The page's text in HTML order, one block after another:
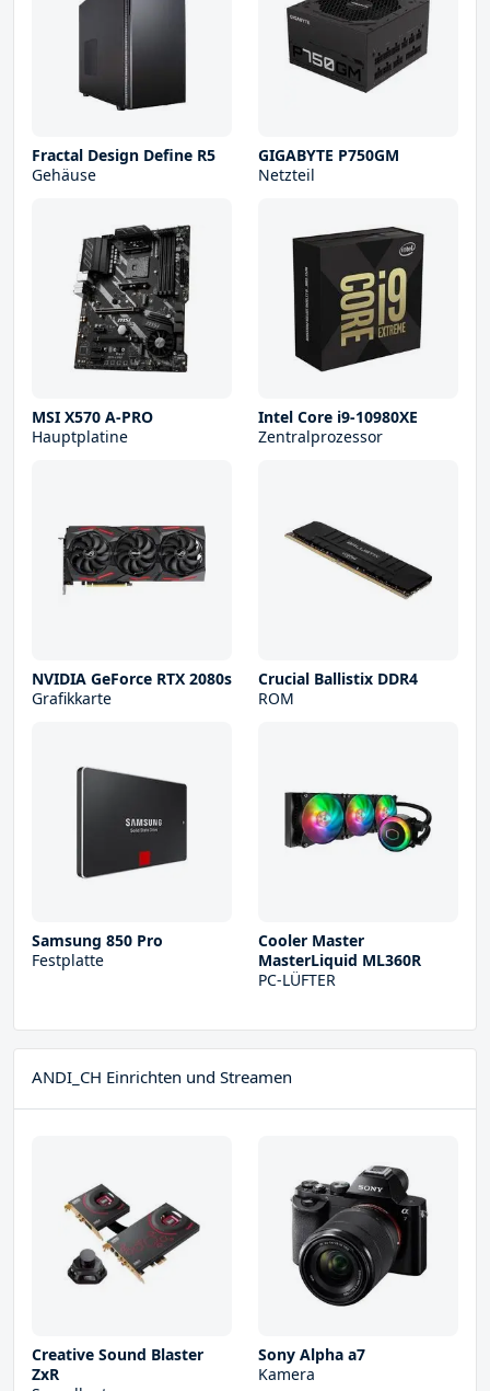
Fractal Design Define R5
Gehäuse
GIGABYTE P750GM
Netzteil
MSI X570 A-PRO
Hauptplatine
Intel Core i9-10980XE
Zentralprozessor
NVIDIA GeForce RTX 2080s
Grafikkarte
Crucial Ballistix DDR4
ROM
Samsung 850 Pro
Festplatte
Cooler Master
MasterLiquid ML360R
PC-LÜFTER
ANDI_CH Einrichten und Streamen
Creative Sound Blaster
ZxR
Sony Alpha a7
Kamera